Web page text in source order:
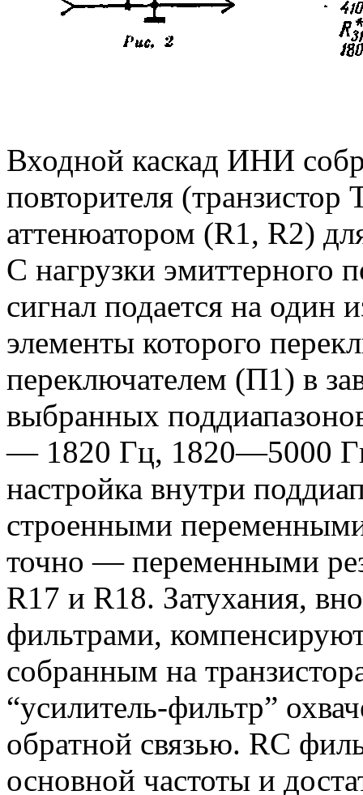
Входной каскад ИНИ
повторителя
аттенюатором (R1, R2)
С нагрузки эмиттерного
сигнал подается на один
элементы которого
переключателем (П1) в
выбранных
— 1820 Гц, 1820—5000
настройка внутри
строенными
точно — переменными
R17 и R18. Затухания,
фильтрами,
собранным на
“усилитель-фильтр”
обратной связью. RC
основной частоты и